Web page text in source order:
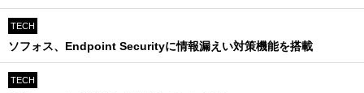
TECH
ソフォス、Endpoint Securityに情報漏えい対策機能を搭載
TECH